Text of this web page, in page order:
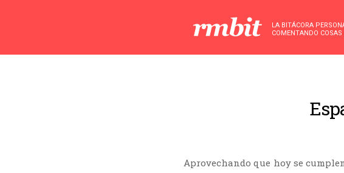
LA BITÁCORA
COMENTANDO
Aprovechando que hoy se